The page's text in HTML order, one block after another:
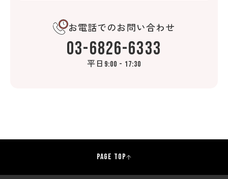
お電話でのお問い合わせ
03-6826-6333
平日 9:00 - 17:30
PAGE TOP